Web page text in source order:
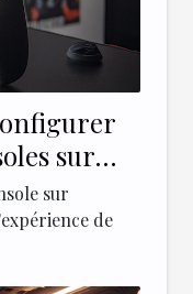
sur
sur
de